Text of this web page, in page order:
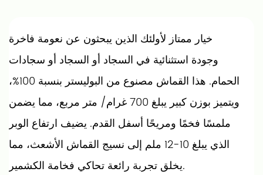
خيار ممتاز لأولئك الذين يبحثون عن نعومة فاخرة
وجودة استثنائية في السجاد أو السجاد أو سجادات
الحمام. هذا القماش مصنوع من البوليستر بنسبة 100%،
ويتميز بوزن كبير يبلغ 700 غرام/ متر مربع، مما يضمن
ملمسًا فخمًا ومريحًا أسفل القدم. يضيف ارتفاع الوبر
الذي يبلغ 10-12 ملم إلى نسيج القماش الأشعث، مما
يخلق تجربة رائعة تحاكي فخامة الكشمير.